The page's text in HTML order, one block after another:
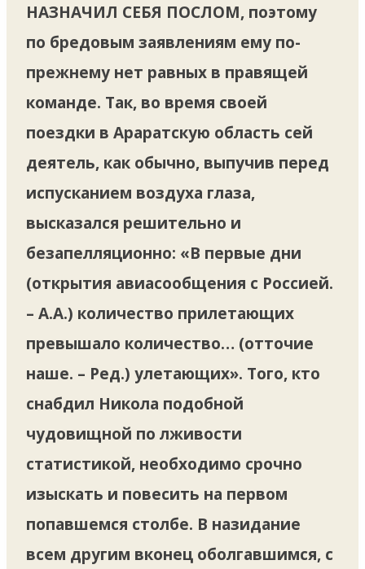
НАЗНАЧИЛ СЕБЯ ПОСЛОМ, поэтому
по бредовым заявлениям ему по-
прежнему нет равных в правящей
команде. Так, во время своей
поездки в Араратскую область сей
деятель, как обычно, выпучив перед
испусканием воздуха глаза,
высказался решительно и
безапелляционно: «В первые дни
(открытия авиасообщения с Россией.
– А.А.) количество прилетающих
превышало количество… (отточие
наше. – Ред.) улетающих». Того, кто
снабдил Никола подобной
чудовищной по лживости
статистикой, необходимо срочно
изыскать и повесить на первом
попавшемся столбе. В назидание
всем другим вконец оболгавшимся, с